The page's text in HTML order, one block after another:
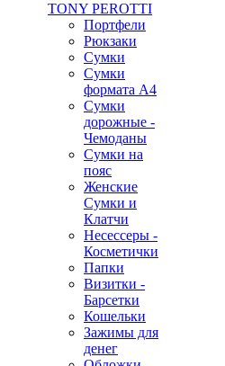
TONY PEROTTI
Портфели
Рюкзаки
Сумки
Сумки
формата А4
Сумки
дорожные -
Чемоданы
Сумки на
пояс
Женские
Сумки и
Клатчи
Несессеры -
Косметички
Папки
Визитки -
Барсетки
Кошельки
Зажимы для
денег